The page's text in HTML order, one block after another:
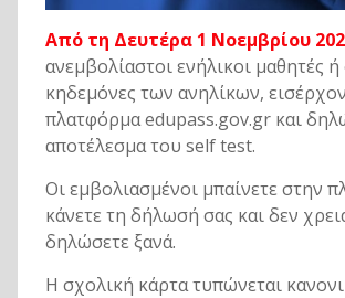
Από τη Δευτέρα 1 Νοεμβρίου
ανεμβολίαστοι ενήλικοι μαθητές ή
κηδεμόνες των ανηλίκων,
πλατφόρμα edupass.gov.gr και
αποτέλεσμα του self test.
Οι εμβολιασμένοι μπαίνετε στην
κάνετε τη δήλωσή σας και δεν
δηλώσετε ξανά.
Η σχολική κάρτα τυπώνεται